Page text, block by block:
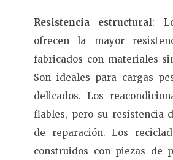
Resistencia estructural:
ofrecen la mayor
fabricados con materiales
Son ideales para cargas
delicados. Los
fiables, pero su resistencia
de reparación. Los
construidos con piezas de